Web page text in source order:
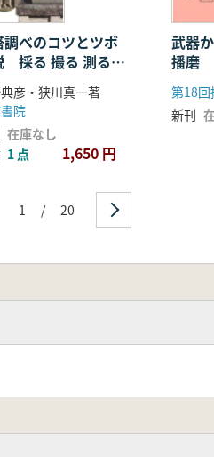
調べのコツとツボ
採る 撮る 測るの
の実技
彦・狭川真一著
院
在庫なし
1 点 1,650 円
武器
播磨
新刊
1 / 20